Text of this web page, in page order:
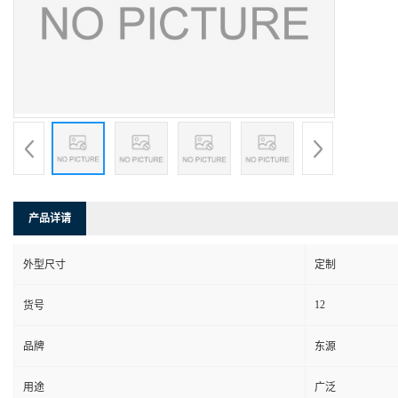
产品详请
外型尺寸 定制
货号 12
品牌 东源
用途 广泛